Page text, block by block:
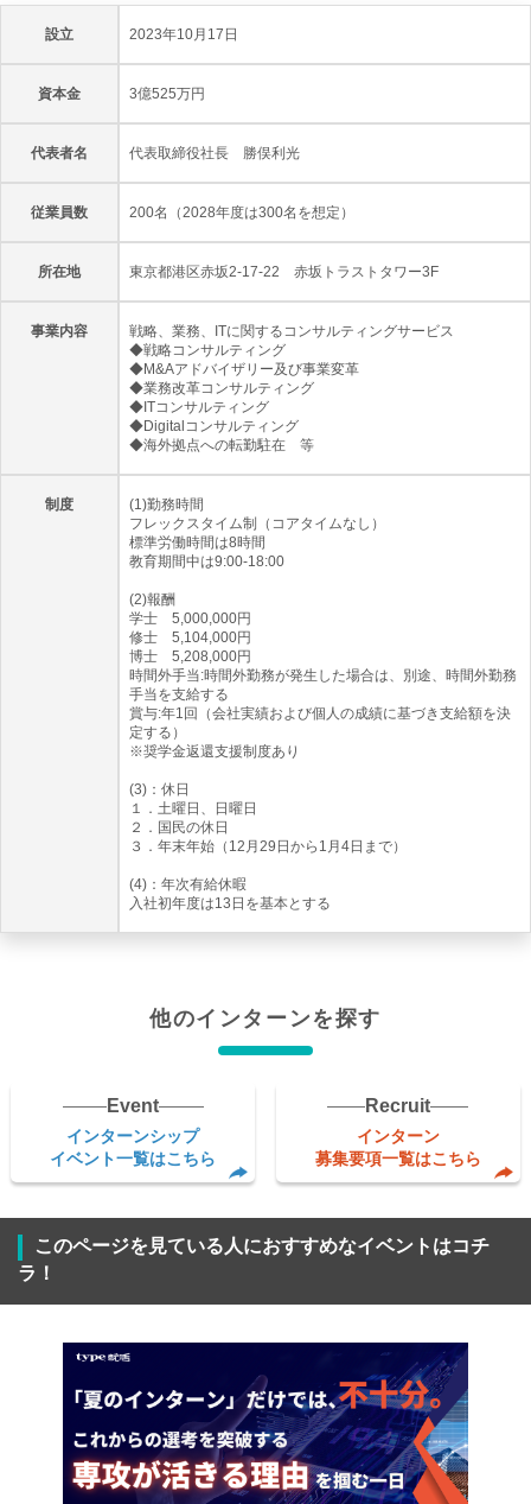
設立 2023年10月17日
資本金 3億525万円
代表者名 代表取締役社長 勝俣利光
従業員数 200名（2028年度は300名を想定）
所在地 東京都港区赤坂2-17-22 赤坂トラストタワー3F
事業内容
戦略、業務、ITに関するコンサルティングサービス
◆戦略コンサルティング
◆M&Aアドバイザリー及び事業変革
◆業務改革コンサルティング
◆ITコンサルティング
◆Digitalコンサルティング
◆海外拠点への転勤駐在 等
制度
(1)勤務時間
フレックスタイム制（コアタイムなし）
標準労働時間は8時間
教育期間中は9:00-18:00
(2)報酬
学士 5,000,000円
修士 5,104,000円
博士 5,208,000円
時間外手当:時間外勤務が発生した場合は、別途、時間外勤務
手当を支給する
賞与:年1回（会社実績および個人の成績に基づき支給額を決
定する）
※奨学金返還支援制度あり
(3)：休日
１．土曜日、日曜日
２．国民の休日
３．年末年始（12月29日から1月4日まで）
(4)：年次有給休暇
入社初年度は13日を基本とする
他のインターンを探す
Event
インターンシップ
イベント一覧はこちら
Recruit
インターン
募集要項一覧はこちら
このページを見ている人におすすめなイベントはコチ
ラ！